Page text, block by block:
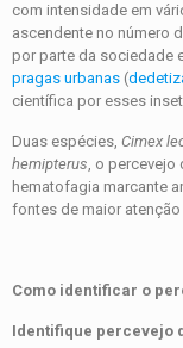
com intensidade em
ascendente no número
por parte da sociedade
pragas urbanas (
científica por esses
Duas espécies, Cimex
hemipterus, o percevejo
hematofagia marcante
fontes de maior
Como identificar o
Identifique percevejo